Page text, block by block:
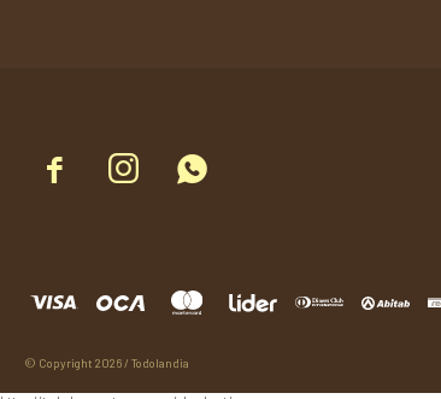
  
© Copyright 2026 / Todolandia